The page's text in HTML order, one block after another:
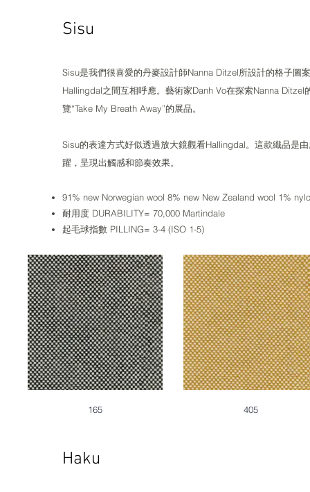
Sisu​​​​
Sisu是我們很喜愛的丹麥設計師Nanna Ditzel所設計的格子圖
Hallingdal之間互相呼應。藝術家Danh Vo在探索Nanna
覽“Take My Breath Away”的展品。
Sisu的表達方式好似透過放大鏡觀看Hallingdal。這款織品是
躍，呈現出觸感和節奏效果。
91% new Norwegian wool 8% new New Zealand wool 1%
耐用度 DURABILITY= 70,000 Martindale
起毛球指數 PILLING= 3-4 (ISO 1-5)
165 405
Haku